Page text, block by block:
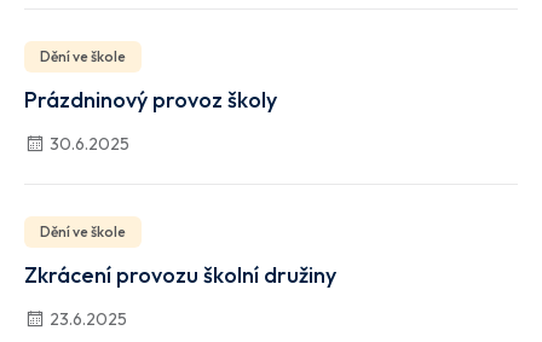
Dění ve škole
Prázdninový provoz školy
30.6.2025
Dění ve škole
Zkrácení provozu školní družiny
23.6.2025